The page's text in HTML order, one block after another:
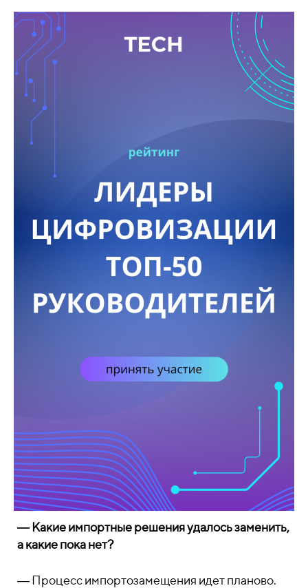
― Какие импортные решения удалось заменить,
а какие пока нет?
― Процесс импортозамещения идет планово.